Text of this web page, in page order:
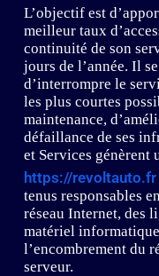
L’objectif est
meilleur taux
continuité de son
jours de l’année. Il
d’interrompre le
les plus courtes
maintenance,
défaillance de ses
et Services génèrent
https://revoltauto.fr
tenus responsables
réseau Internet, des
matériel
l’encombrement du
serveur.